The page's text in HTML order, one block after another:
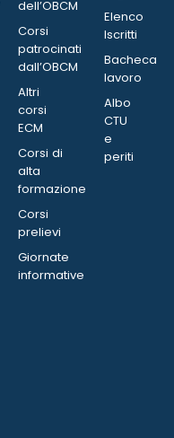
dell’OBCM
Corsi
patrocinati
dall’OBCM
Altri
corsi
ECM
Corsi di
alta
formazione
Corsi
prelievi
Giornate
informative
Elenco
Iscritti
Bacheca
lavoro
Albo
CTU
e
periti